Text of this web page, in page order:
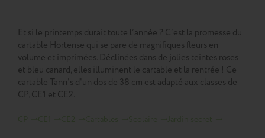
Et si le printemps durait toute l’année ? C’est la promesse du
cartable Hortense qui se pare de magnifiques fleurs en
volume et imprimées. Déclinées dans de jolies teintes roses
et bleu canard, elles illuminent le cartable et la rentrée ! Ce
cartable Tann's d'un dos de 38 cm est adapté aux classes de
CP, CE1 et CE2.